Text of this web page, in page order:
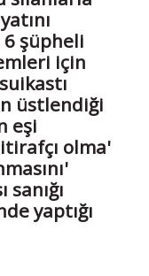
6 şüpheli
için
üstlendiği
eşi
olma'
yaptığı